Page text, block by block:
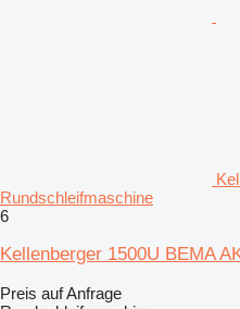
Rundschleifmaschine
6
Kellenberger 1500U BEMA
Preis auf Anfrage